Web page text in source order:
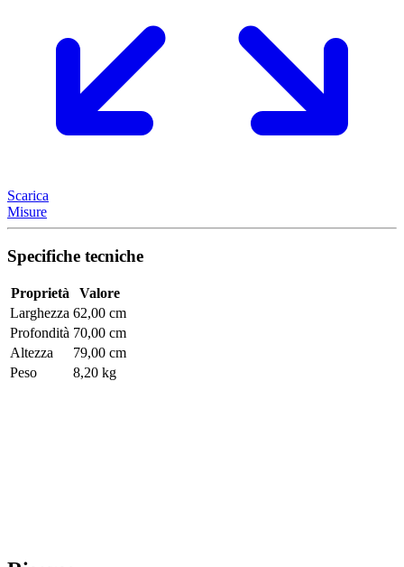
Scarica
Misure
Specifiche tecniche
Proprietà
Valore
Larghezza 62,00 cm
Profondità 70,00 cm
Altezza
79,00 cm
Peso
8,20 kg